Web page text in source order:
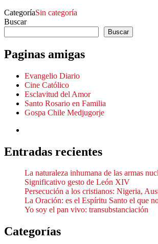
CategoríaSin categoría
Buscar
Buscar
Paginas amigas
Evangelio Diario
Cine Católico
Esclavitud del Amor
Santo Rosario en Familia
Gospa Chile Medjugorje
Entradas recientes
La naturaleza inhumana de las armas
Significativo gesto de León XIV
Persecución a los cristianos: Nigeria,
La Oración: es el Espíritu Santo el que
Yo soy el pan vivo: transubstanciación
Categorías